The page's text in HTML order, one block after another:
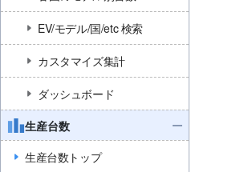
EV/モデル/国/etc 検索
カスタマイズ集計
ダッシュボード
生産台数
生産台数トップ